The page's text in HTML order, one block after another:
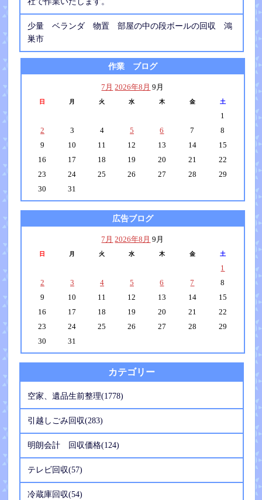
少量 ベランダ 物置 部屋の中の段ボールの回収 鴻
巣市
作業 ブログ
7月 2026年8月 9月
日 月 火 水 木 金 土
1
2
3 4 5 6 7
8
9
10 11 12 13 14
15
16
17 18 19 20 21
22
23
24 25 26 27 28
29
30
31
広告ブログ
7月 2026年8月 9月
日 月 火 水 木 金 土
1
2
3 4 5 6 7
8
9
10 11 12 13 14
15
16
17 18 19 20 21
22
23
24 25 26 27 28
29
30
31
カテゴリー
空家、遺品生前整理(1778)
引越しごみ回収(283)
明朗会計 回収価格(124)
テレビ回収(57)
冷蔵庫回収(54)